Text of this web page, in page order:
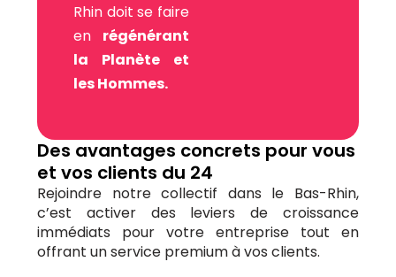
Rhin doit se faire
en régénérant
la Planète et
les Hommes.
Des avantages concrets pour vous
et vos clients du 24
Rejoindre notre collectif dans le Bas-Rhin,
c’est activer des leviers de croissance
immédiats pour votre entreprise tout en
offrant un service premium à vos clients.